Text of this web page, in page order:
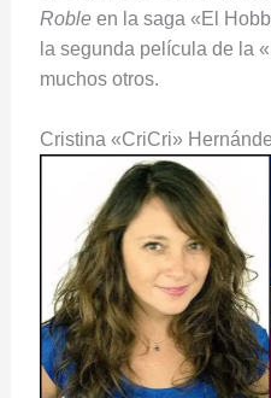
Robleen la saga «El
la segunda película de la
muchos otros.
Cristina «CriCri»